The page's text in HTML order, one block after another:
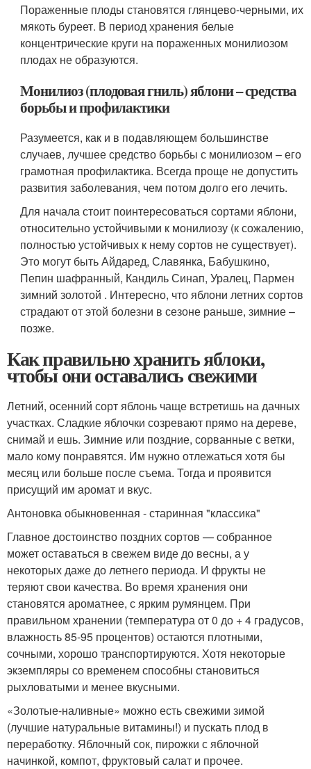
Пораженные плоды становятся глянцево-черными, их
мякоть буреет. В период хранения белые
концентрические круги на пораженных монилиозом
плодах не образуются.
Монилиоз (плодовая гниль) яблони – средства
борьбы и профилактики
Разумеется, как и в подавляющем большинстве
случаев, лучшее средство борьбы с монилиозом – его
грамотная профилактика. Всегда проще не допустить
развития заболевания, чем потом долго его лечить.
Для начала стоит поинтересоваться сортами яблони,
относительно устойчивыми к монилиозу (к сожалению,
полностью устойчивых к нему сортов не существует).
Это могут быть Айдаред, Славянка, Бабушкино,
Пепин шафранный, Кандиль Синап, Уралец, Пармен
зимний золотой . Интересно, что яблони летних сортов
страдают от этой болезни в сезоне раньше, зимние –
позже.
Как правильно хранить яблоки,
чтобы они оставались свежими
Летний, осенний сорт яблонь чаще встретишь на дачных
участках. Сладкие яблочки созревают прямо на дереве,
снимай и ешь. Зимние или поздние, сорванные с ветки,
мало кому понравятся. Им нужно отлежаться хотя бы
месяц или больше после съема. Тогда и проявится
присущий им аромат и вкус.
Антоновка обыкновенная - старинная "классика"
Главное достоинство поздних сортов — собранное
может оставаться в свежем виде до весны, а у
некоторых даже до летнего периода. И фрукты не
теряют свои качества. Во время хранения они
становятся ароматнее, с ярким румянцем. При
правильном хранении (температура от 0 до + 4 градусов,
влажность 85-95 процентов) остаются плотными,
сочными, хорошо транспортируются. Хотя некоторые
экземпляры со временем способны становиться
рыхловатыми и менее вкусными.
«Золотые-наливные» можно есть свежими зимой
(лучшие натуральные витамины!) и пускать плод в
переработку. Яблочный сок, пирожки с яблочной
начинкой, компот, фруктовый салат и прочее.